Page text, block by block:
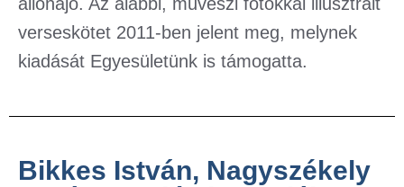
verseskötet 2011-ben jelent meg, melynek
kiadását Egyesületünk is támogatta.
Bikkes István, Nagyszékely